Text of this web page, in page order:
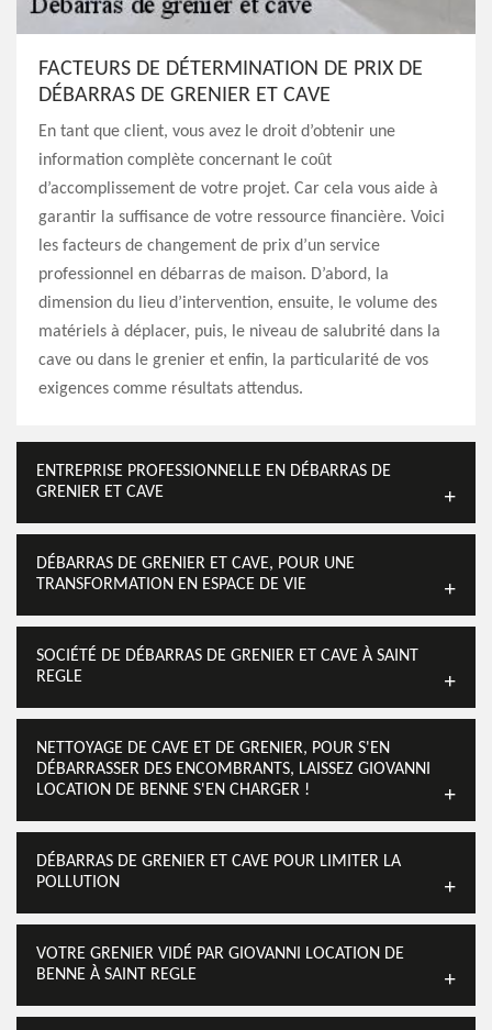
FACTEURS DE DÉTERMINATION DE PRIX DE
DÉBARRAS DE GRENIER ET CAVE
En tant que client, vous avez le droit d’obtenir une
information complète concernant le coût
d’accomplissement de votre projet. Car cela vous aide à
garantir la suffisance de votre ressource financière. Voici
les facteurs de changement de prix d’un service
professionnel en débarras de maison. D’abord, la
dimension du lieu d’intervention, ensuite, le volume des
matériels à déplacer, puis, le niveau de salubrité dans la
cave ou dans le grenier et enfin, la particularité de vos
exigences comme résultats attendus.
ENTREPRISE PROFESSIONNELLE EN DÉBARRAS DE
GRENIER ET CAVE
DÉBARRAS DE GRENIER ET CAVE, POUR UNE
TRANSFORMATION EN ESPACE DE VIE
SOCIÉTÉ DE DÉBARRAS DE GRENIER ET CAVE À SAINT
REGLE
NETTOYAGE DE CAVE ET DE GRENIER, POUR S'EN
DÉBARRASSER DES ENCOMBRANTS, LAISSEZ GIOVANNI
LOCATION DE BENNE S'EN CHARGER !
DÉBARRAS DE GRENIER ET CAVE POUR LIMITER LA
POLLUTION
VOTRE GRENIER VIDÉ PAR GIOVANNI LOCATION DE
BENNE À SAINT REGLE